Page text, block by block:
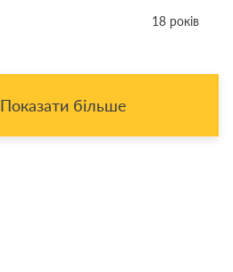
18 років
Показати більше